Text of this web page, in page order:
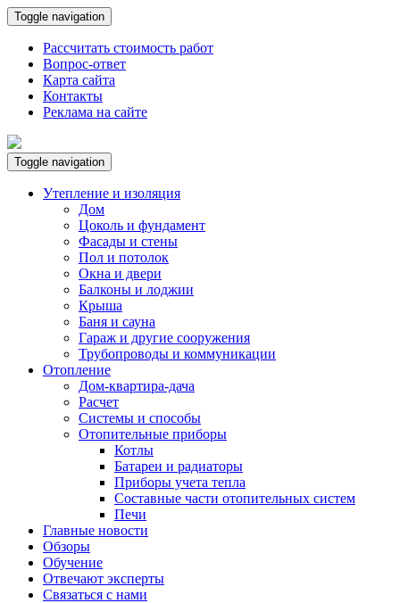
Toggle navigation
Рассчитать стоимость работ
Вопрос-ответ
Карта сайта
Контакты
Реклама на сайте
Toggle navigation
Утепление и изоляция
Дом
Цоколь и фундамент
Фасады и стены
Пол и потолок
Окна и двери
Балконы и лоджии
Крыша
Баня и сауна
Гараж и другие сооружения
Трубопроводы и коммуникации
Отопление
Дом-квартира-дача
Расчет
Системы и способы
Отопительные приборы
Котлы
Батареи и радиаторы
Приборы учета тепла
Составные части отопительных систем
Печи
Главные новости
Обзоры
Обучение
Отвечают эксперты
Связаться с нами